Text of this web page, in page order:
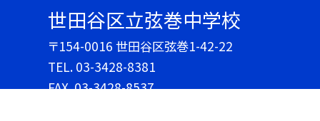
世田谷区立弦巻中学校
〒154-0016 世田谷区弦巻1-42-22
TEL. 03-3428-8381
FAX. 03-3428-8537